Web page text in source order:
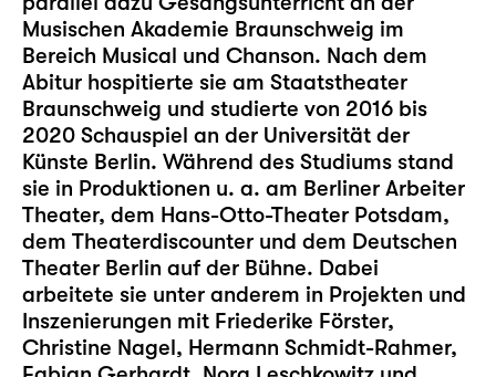
Musischen Akademie Braunschweig im
Bereich Musical und Chanson. Nach dem
Abitur hospitierte sie am Staatstheater
Braunschweig und studierte von 2016 bis
2020 Schauspiel an der Universität der
Künste Berlin. Während des Studiums stand
sie in Produktionen u. a. am Berliner Arbeiter
Theater, dem Hans-Otto-Theater Potsdam,
dem Theaterdiscounter und dem Deutschen
Theater Berlin auf der Bühne. Dabei
arbeitete sie unter anderem in Projekten und
Inszenierungen mit Friederike Förster,
Christine Nagel, Hermann Schmidt-Rahmer,